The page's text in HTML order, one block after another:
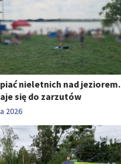
nieletnich nad jeziorem.
się do zarzutów
2026